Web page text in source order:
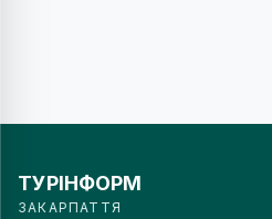
ТУРІНФОРМ
ЗАКАРПАТТЯ